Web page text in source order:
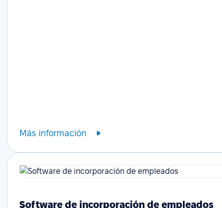
Más información
Software de incorporación de empleados